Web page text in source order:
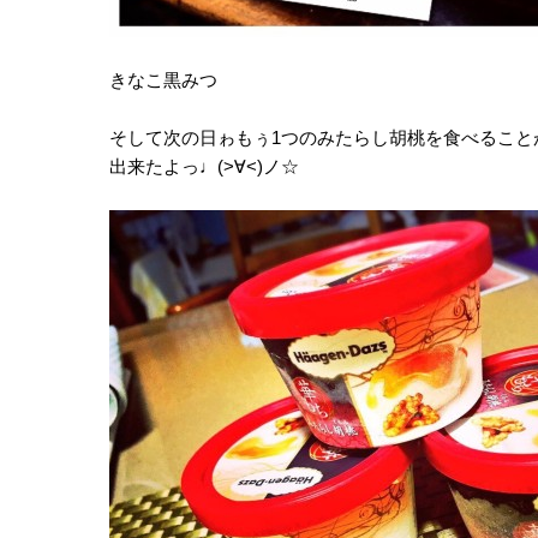
きなこ黒みつ
そして次の日ゎもぅ1つのみたらし胡桃を食べること
出来たよっ♩(>∀<)ノ☆